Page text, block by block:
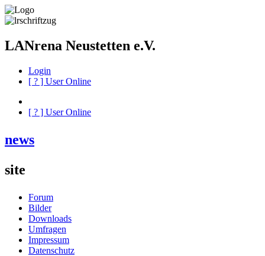
LANrena Neustetten e.V.
Login
[ ? ] User Online
[ ? ] User Online
news
site
Forum
Bilder
Downloads
Umfragen
Impressum
Datenschutz